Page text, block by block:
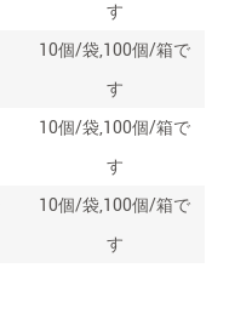
す
10個/袋,100個/箱で
す
10個/袋,100個/箱で
す
10個/袋,100個/箱で
す